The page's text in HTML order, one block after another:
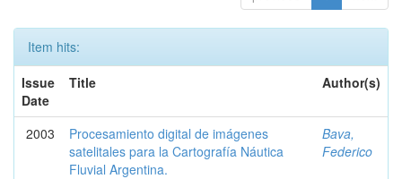
Item hits:
Issue
Date
Title Author(s)
2003
Procesamiento digital de imágenes
satelitales para la Cartografía Náutica
Fluvial Argentina.
Bava,
Federico